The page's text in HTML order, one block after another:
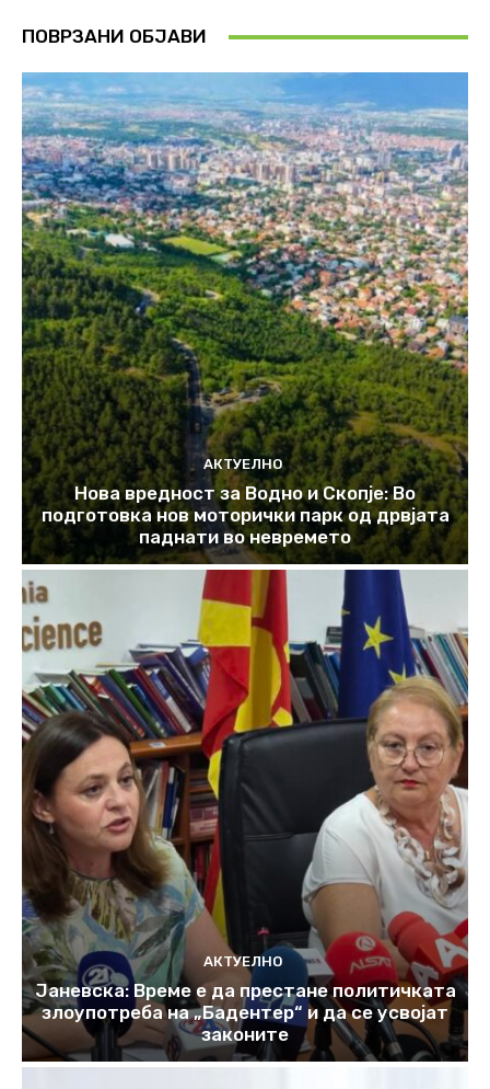
ПОВРЗАНИ ОБЈАВИ
АКТУЕЛНО
Нова вредност за Водно и Скопје: Во
подготовка нов моторички парк од дрвјата
паднати во невремето
АКТУЕЛНО
Јаневска: Време е да престане политичката
злоупотреба на „Бадентер“ и да се усвојат
законите